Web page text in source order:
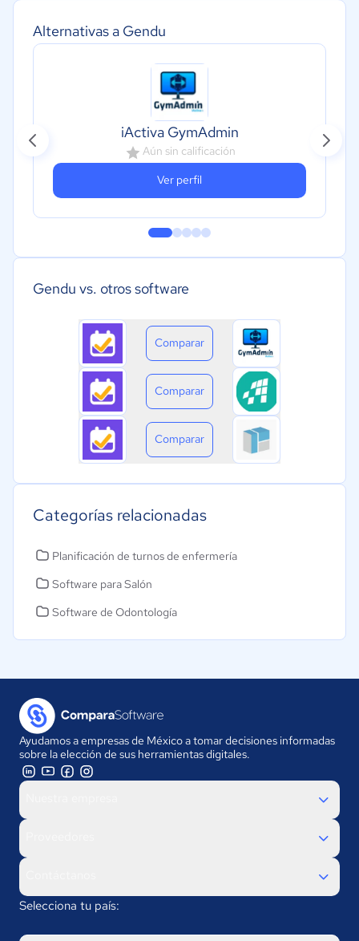
Alternativas a Gendu
iActiva GymAdmin
Aún sin calificación
Ver perfil
Gendu vs. otros software
Comparar
Comparar
Comparar
Categorías relacionadas
Planificación de turnos de enfermería
Software para Salón
Software de Odontología
Ayudamos a empresas de México a tomar decisiones informadas
sobre la elección de sus herramientas digitales.
Selecciona tu país: